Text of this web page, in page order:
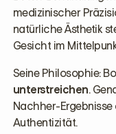
medizinischer
natürliche Ästhetik
Gesicht im
Seine Philosophie:
unterstreichen.
Nachher-
Authentizität.